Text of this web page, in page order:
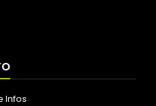
Infos